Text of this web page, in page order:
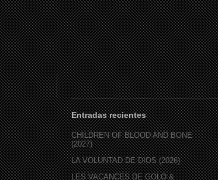
Entradas recientes
CHILDREN OF BLOOD AND BONE
(2027)
LA VOLUNTAD DE DIOS (2026)
LES VACANCES DE GOLO &